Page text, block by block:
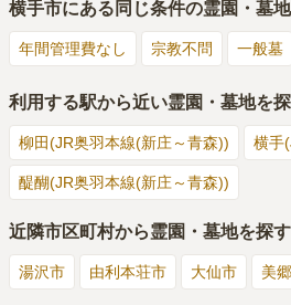
横手市にある同じ条件の霊園・墓
年間管理費なし 宗教不問 一般墓
利用する駅から近い霊園・墓地を
柳田(JR奥羽本線(新庄～青森)) 横手
醍醐(JR奥羽本線(新庄～青森))
近隣市区町村から霊園・墓地を探す
湯沢市 由利本荘市 大仙市 美